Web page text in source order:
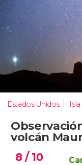
Estados Unidos
volcán
8 / 10